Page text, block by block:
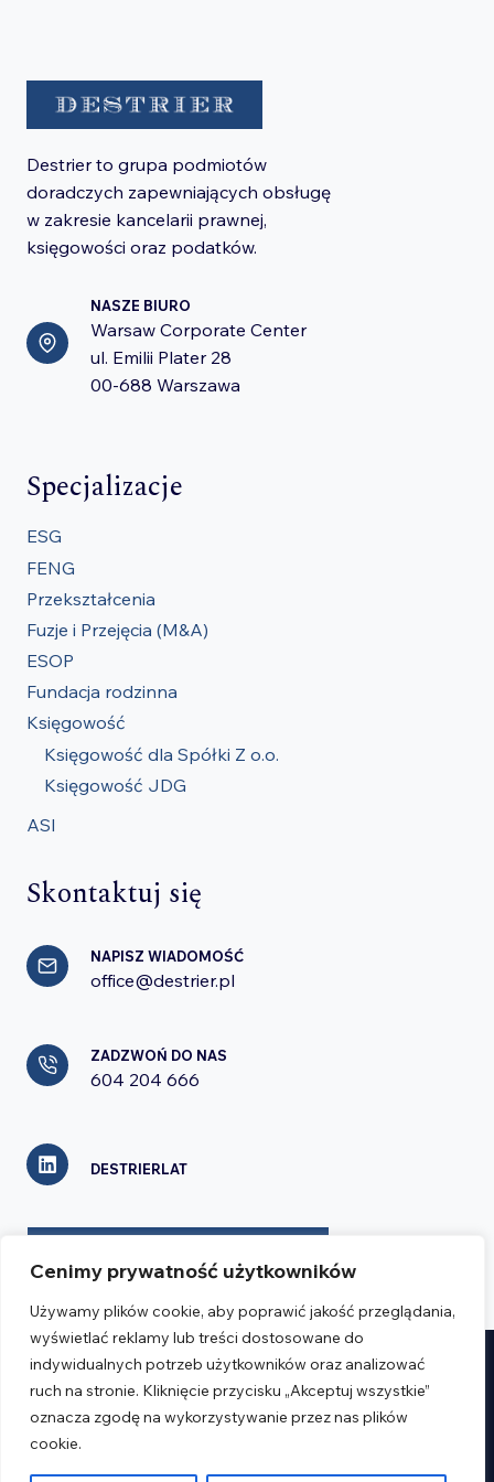
Cenimy prywatność użytkowników
Używamy plików cookie, aby poprawić jakość przeglądania,
wyświetlać reklamy lub treści dostosowane do
indywidualnych potrzeb użytkowników oraz analizować
ruch na stronie. Kliknięcie przycisku „Akceptuj wszystkie”
oznacza zgodę na wykorzystywanie przez nas plików
cookie.
Destrier to grupa podmiotów
doradczych zapewniających obsługę
w zakresie kancelarii prawnej,
księgowości oraz podatków.
NASZE BIURO
Warsaw Corporate Center
ul. Emilii Plater 28
00-688 Warszawa
Specjalizacje
ESG
FENG
Przekształcenia
Fuzje i Przejęcia (M&A)
ESOP
Fundacja rodzinna
Księgowość
Księgowość dla Spółki Z o.o.
Księgowość JDG
ASI
Skontaktuj się
NAPISZ WIADOMOŚĆ
office@destrier.pl
ZADZWOŃ DO NAS
604 204 666
DESTRIERLAT
FORMULARZ KONTAKTOWY
Realizacja:Verseo.pl
Regulamin